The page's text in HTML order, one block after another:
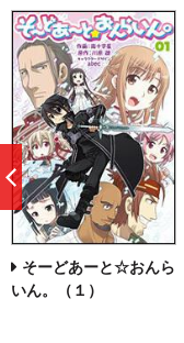
そーどあーと☆おんら
いん。（１）
前
へ